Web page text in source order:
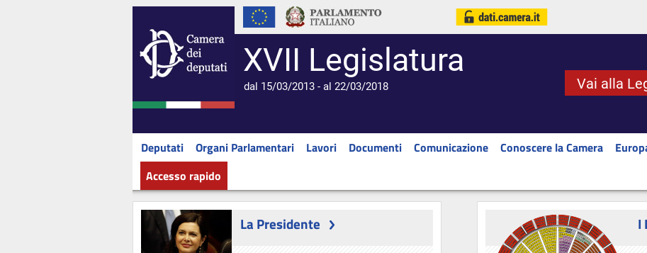
XVII Legislatura
dal 15/03/2013 - al 22/03/2018 Vai alla
Deputati Organi Parlamentari Lavori Documenti Comunicazione Conoscere la Camera
Accesso rapido
La Presidente I